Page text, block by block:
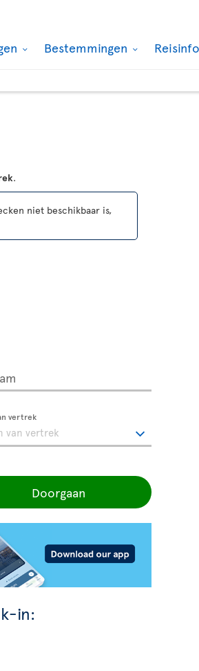
Bestemmingen
.
niet beschikbaar is,
vertrek
Doorgaan
in: